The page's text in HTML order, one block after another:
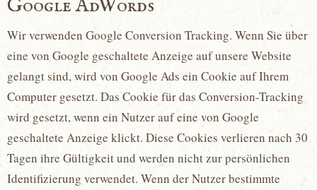
Google AdWords
Wir verwenden Google Conversion Tracking. Wenn Sie über
eine von Google geschaltete Anzeige auf unsere Website
gelangt sind, wird von Google Ads ein Cookie auf Ihrem
Computer gesetzt. Das Cookie für das Conversion-Tracking
wird gesetzt, wenn ein Nutzer auf eine von Google
geschaltete Anzeige klickt. Diese Cookies verlieren nach 30
Tagen ihre Gültigkeit und werden nicht zur persönlichen
Identifizierung verwendet. Wenn der Nutzer bestimmte